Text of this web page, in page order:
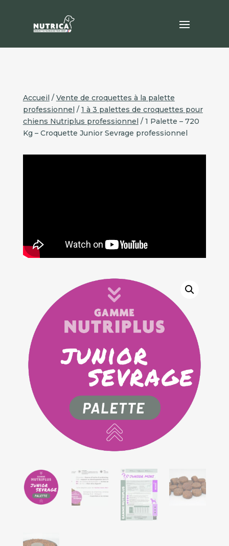
Accueil / Vente de croquettes à la palette
professionnel / 1 à 3 palettes de croquettes pour
chiens Nutriplus professionnel / 1 Palette – 720
Kg – Croquette Junior Sevrage professionnel